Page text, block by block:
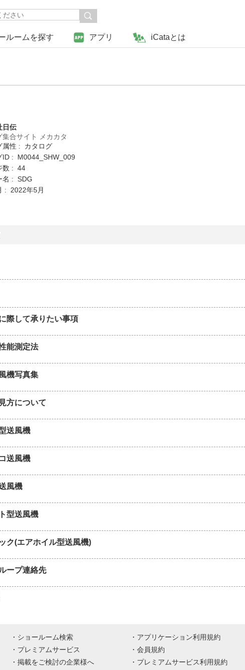
ルームを探す アプリ iCataとは
日伝
集合サイト メカカタ
属性 : カタログ
ID : M0044_SHW_009
数 : 44
名 : SDG
: 2022年5月
際して承りたい事項
能測定法
機写真集
方について
送風機
送風機
風機
型送風機
ク(エアホイル型送風機)
ープ連絡先
ショールーム検索
プレミアムサービス
掲載をご検討の企業様へ
アプリケーション利用規約
会員規約
プレミアムサービス利用規約